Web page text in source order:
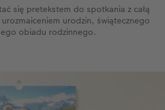
się pretekstem do spotkania z całą
urodzin, świątecznego
obiadu rodzinnego.